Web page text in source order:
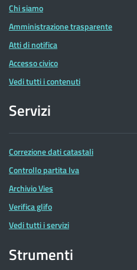
Chi siamo
Amministrazione trasparente
Atti di notifica
Accesso civico
Vedi tutti i contenuti
Servizi
Correzione dati catastali
Controllo partita Iva
Archivio Vies
Verifica glifo
Vedi tutti i servizi
Strumenti